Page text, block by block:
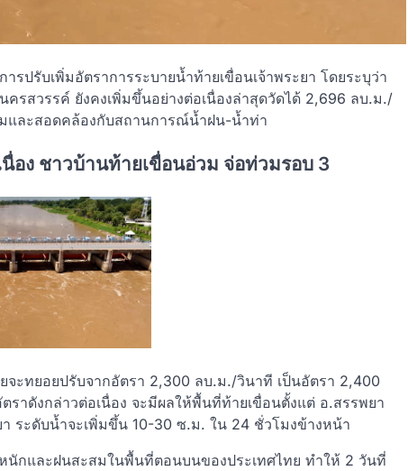
ปรับเพิ่มอัตราการระบายน้ำท้ายเขื่อนเจ้าพระยา โดยระบุว่า
รสวรรค์ ยังคงเพิ่มขึ้นอย่างต่อเนื่องล่าสุดวัดได้ 2,696 ลบ.ม./
และสอดคล้องกับสถานการณ์น้ำฝน-น้ำท่า
อง ชาวบ้านท้ายเขื่อนอ่วม จ่อท่วมรอบ 3
จะทยอยปรับจากอัตรา 2,300 ลบ.ม./วินาที เป็นอัตรา 2,400
าดังกล่าวต่อเนื่อง จะมีผลให้พื้นที่ท้ายเขื่อนตั้งแต่ อ.สรรพยา
ระดับน้ำจะเพิ่มขึ้น 10-30 ซ.ม. ใน 24 ชั่วโมงข้างหน้า
กและฝนสะสมในพื้นที่ตอนบนของประเทศไทย ทำให้ 2 วันที่